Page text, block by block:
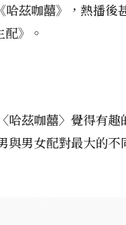
茲咖囍》，熱播
》。
茲咖囍〉覺得有
男女配對最大的